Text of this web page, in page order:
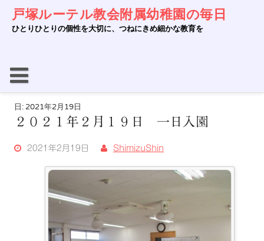
content
戸塚ルーテル教会附属幼稚園の毎日
ひとりひとりの個性を大切に、つねにきめ細かな教育を
日: 2021年2月19日
２０２１年２月１９日 一日入園
2021年2月19日 ShimizuShin